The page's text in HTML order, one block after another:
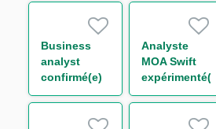
Operation
and
Execution
Projects H/F
Management
H/F
Business
analyst
confirmé(e)
Moteurs de
Analyste
MOA Swift
expérimenté(e)
– Paiements